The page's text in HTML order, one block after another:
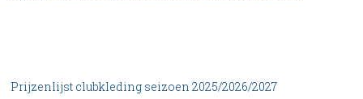
Prijzenlijst clubkleding seizoen 2025/2026/2027